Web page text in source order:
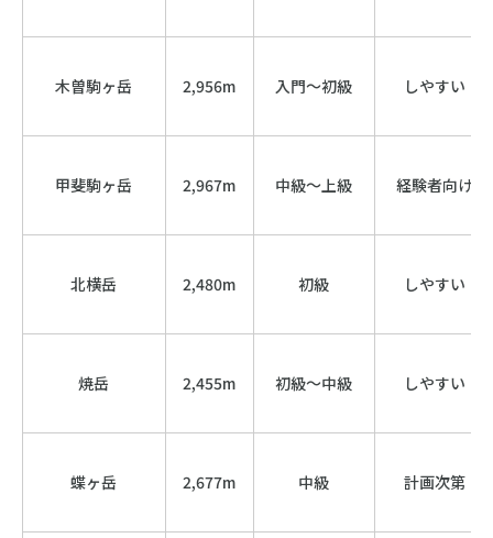
木曽駒ヶ岳 2,956m 入門〜初級 しやすい
甲斐駒ヶ岳 2,967m 中級〜上級 経験者向け
北横岳 2,480m 初級 しやすい
焼岳 2,455m 初級〜中級 しやすい
蝶ヶ岳 2,677m 中級 計画次第